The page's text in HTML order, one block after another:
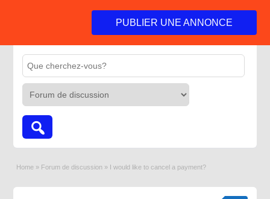
PUBLIER UNE ANNONCE
Home » Forum de discussion » I would like to cancel a payment?